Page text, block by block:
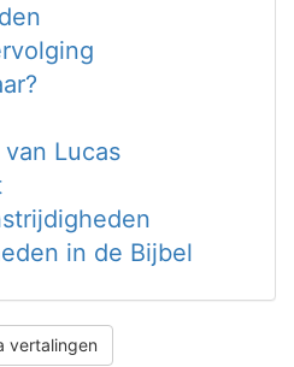
Lucas
in de Bijbel
vertalingen